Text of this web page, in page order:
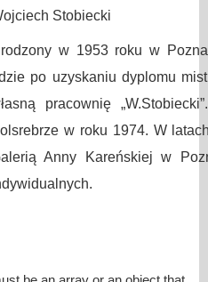
Stobiecki
w 1953 roku w
po uzyskaniu dyplomu
pracownię
w roku 1974. W
Anny Kareńskiej w